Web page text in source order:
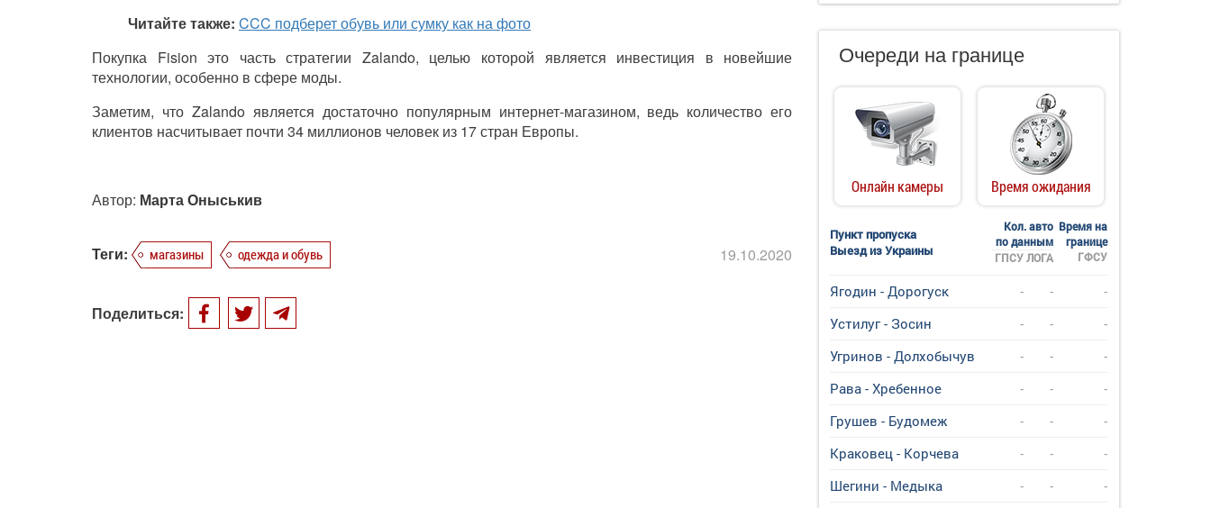
Читайте также: CCC подберет обувь или сумку как на фото
Покупка Fision это часть стратегии Zalando, целью которой является инвестиция в новейшие
технологии, особенно в сфере моды.
Заметим, что Zalando является достаточно популярным интернет-магазином, ведь количество его
клиентов насчитывает почти 34 миллионов человек из 17 стран Европы.
Автор: Марта Оныськив
Теги: магазины одежда и обувь 19.10.2020
Поделиться:
Очереди на границе
Онлайн камеры Время ожидания
Пункт пропуска
Выезд из Украины
Кол. авто
по данным
Время на
границе
ГФСУ
ГПСУ ЛОГА
Ягодин - Дорогуск - -
-
Устилуг - Зосин
- -
-
Угринов - Долхобычув
- -
-
Рава - Хребенное
- -
-
Грушев - Будомеж
- -
-
Краковец - Корчева
- -
-
Шегини - Медыка
- -
-